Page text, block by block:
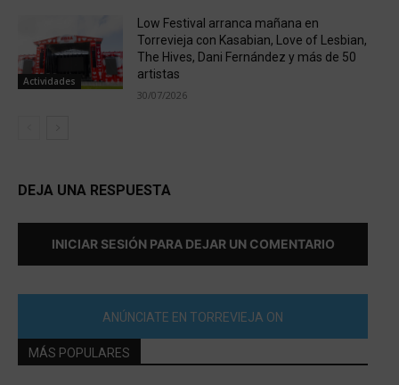
Actividades
Low Festival arranca mañana en
Torrevieja con Kasabian, Love of Lesbian,
The Hives, Dani Fernández y más de 50
artistas
30/07/2026
DEJA UNA RESPUESTA
INICIAR SESIÓN PARA DEJAR UN COMENTARIO
ANÚNCIATE EN TORREVIEJA ON
MÁS POPULARES